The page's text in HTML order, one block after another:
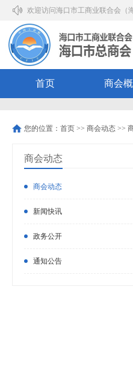
欢迎访问海口市工商业联合会（
首页 商会
您的位置： 首页 >> 商会动态 >>
商会动态
商会动态
新闻快讯
政务公开
通知公告